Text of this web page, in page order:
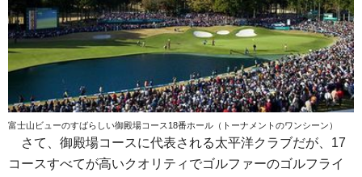
富士山ビューのすばらしい御殿場コース18番ホール（トーナメントのワンシーン）
さて、御殿場コースに代表される太平洋クラブだが、17
コースすべてが高いクオリティでゴルファーのゴルフライ